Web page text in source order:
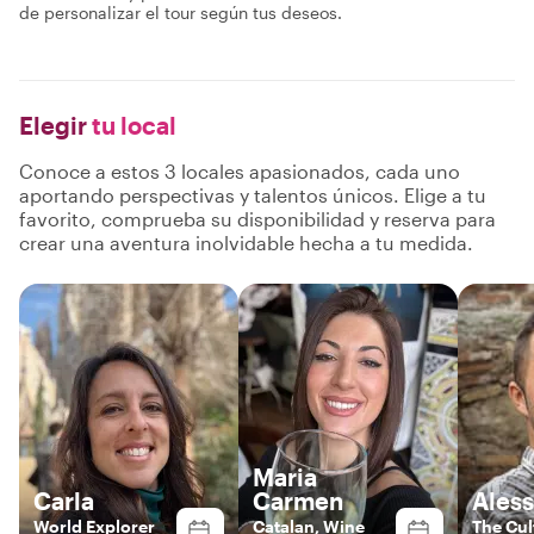
de personalizar el tour según tus deseos.
Elegirtu local
Conoce a estos 3 locales apasionados, cada uno
aportando perspectivas y talentos únicos. Elige a tu
favorito, comprueba su disponibilidad y reserva para
crear una aventura inolvidable hecha a tu medida.
Carla
World Explorer
Maria
Carmen
Catalan, Wine The